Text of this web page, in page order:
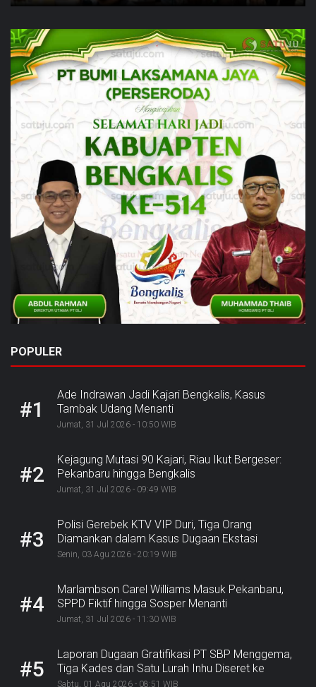
POPULER
#1
Ade Indrawan Jadi Kajari Bengkalis, Kasus
Tambak Udang Menanti
Jumat, 31 Jul 2026 - 10:50 WIB
#2
Kejagung Mutasi 90 Kajari, Riau Ikut Bergeser:
Pekanbaru hingga Bengkalis
Jumat, 31 Jul 2026 - 09:49 WIB
#3
Polisi Gerebek KTV VIP Duri, Tiga Orang
Diamankan dalam Kasus Dugaan Ekstasi
Senin, 03 Agu 2026 - 20:19 WIB
#4
Marlambson Carel Williams Masuk Pekanbaru,
SPPD Fiktif hingga Sosper Menanti
Jumat, 31 Jul 2026 - 11:30 WIB
#5
Laporan Dugaan Gratifikasi PT SBP Menggema,
Tiga Kades dan Satu Lurah Inhu Diseret ke
Kejaksaan
Sabtu, 01 Agu 2026 - 08:51 WIB